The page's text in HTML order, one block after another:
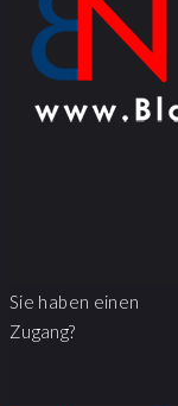
Sie haben einen
Zugang?